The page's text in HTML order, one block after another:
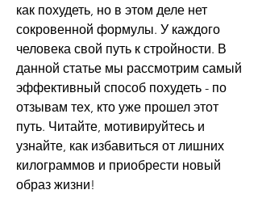
как похудеть, но в этом деле нет
сокровенной формулы. У каждого
человека свой путь к стройности. В
данной статье мы рассмотрим самый
эффективный способ похудеть - по
отзывам тех, кто уже прошел этот
путь. Читайте, мотивируйтесь и
узнайте, как избавиться от лишних
килограммов и приобрести новый
образ жизни!